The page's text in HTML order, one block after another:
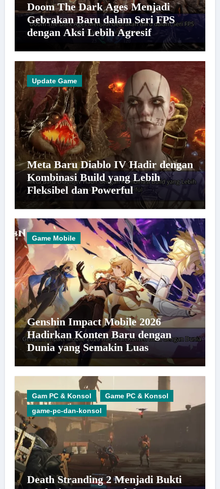
Doom The Dark Ages Menjadi
Gebrakan Baru dalam Seri FPS
dengan Aksi Lebih Agresif
Update Game
Meta Baru Diablo IV Hadir dengan
Kombinasi Build yang Lebih
Fleksibel dan Powerful
Game Mobile
Genshin Impact Mobile 2026
Hadirkan Konten Baru dengan
Dunia yang Semakin Luas
Gam PC & Konsol
Game PC & Konsol
game-pc-dan-konsol
Death Stranding 2 Menjadi Bukti